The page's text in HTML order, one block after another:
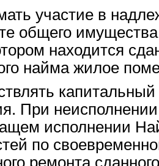
участие в
общего
находится
найма жилое
При
исполнении
по
ремонта